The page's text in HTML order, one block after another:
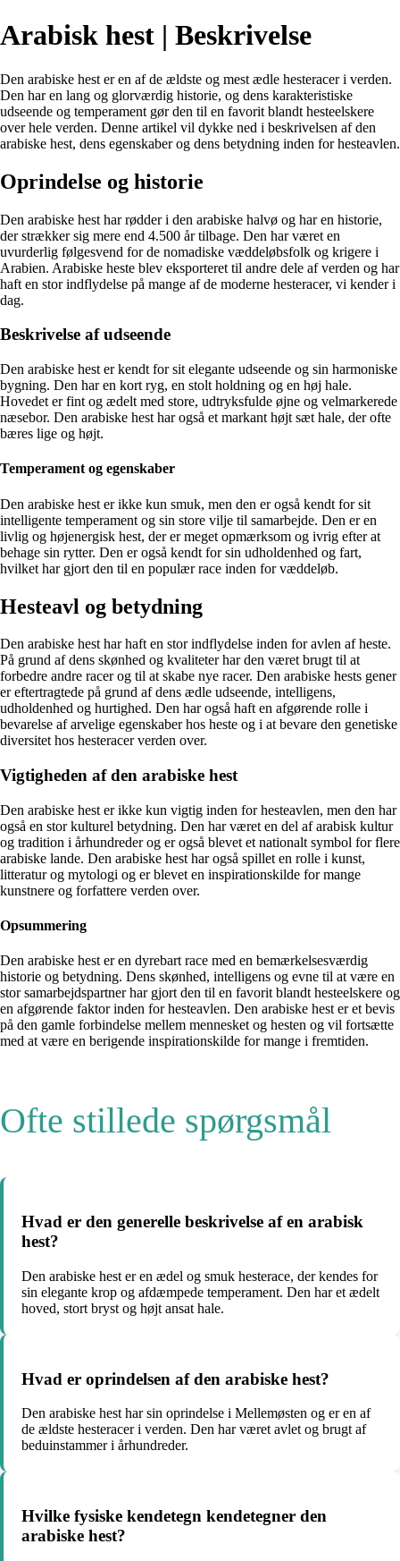
Arabisk hest | Beskrivelse
Den arabiske hest er en af de ældste og mest ædle hesteracer i verden.
Den har en lang og glorværdig historie, og dens karakteristiske
udseende og temperament gør den til en favorit blandt hesteelskere
over hele verden. Denne artikel vil dykke ned i beskrivelsen af den
arabiske hest, dens egenskaber og dens betydning inden for hesteavlen.
Oprindelse og historie
Den arabiske hest har rødder i den arabiske halvø og har en historie,
der strækker sig mere end 4.500 år tilbage. Den har været en
uvurderlig følgesvend for de nomadiske væddeløbsfolk og krigere i
Arabien. Arabiske heste blev eksporteret til andre dele af verden og har
haft en stor indflydelse på mange af de moderne hesteracer, vi kender i
dag.
Beskrivelse af udseende
Den arabiske hest er kendt for sit elegante udseende og sin harmoniske
bygning. Den har en kort ryg, en stolt holdning og en høj hale.
Hovedet er fint og ædelt med store, udtryksfulde øjne og velmarkerede
næsebor. Den arabiske hest har også et markant højt sæt hale, der ofte
bæres lige og højt.
Temperament og egenskaber
Den arabiske hest er ikke kun smuk, men den er også kendt for sit
intelligente temperament og sin store vilje til samarbejde. Den er en
livlig og højenergisk hest, der er meget opmærksom og ivrig efter at
behage sin rytter. Den er også kendt for sin udholdenhed og fart,
hvilket har gjort den til en populær race inden for væddeløb.
Hesteavl og betydning
Den arabiske hest har haft en stor indflydelse inden for avlen af heste.
På grund af dens skønhed og kvaliteter har den været brugt til at
forbedre andre racer og til at skabe nye racer. Den arabiske hests gener
er eftertragtede på grund af dens ædle udseende, intelligens,
udholdenhed og hurtighed. Den har også haft en afgørende rolle i
bevarelse af arvelige egenskaber hos heste og i at bevare den genetiske
diversitet hos hesteracer verden over.
Vigtigheden af ​​den arabiske hest
Den arabiske hest er ikke kun vigtig inden for hesteavlen, men den har
også en stor kulturel betydning. Den har været en del af arabisk kultur
og tradition i århundreder og er også blevet et nationalt symbol for flere
arabiske lande. Den arabiske hest har også spillet en rolle i kunst,
litteratur og mytologi og er blevet en inspirationskilde for mange
kunstnere og forfattere verden over.
Opsummering
Den arabiske hest er en dyrebart race med en bemærkelsesværdig
historie og betydning. Dens skønhed, intelligens og evne til at være en
stor samarbejdspartner har gjort den til en favorit blandt hesteelskere og
en afgørende faktor inden for hesteavlen. Den arabiske hest er et bevis
på den gamle forbindelse mellem mennesket og hesten og vil fortsætte
med at være en berigende inspirationskilde for mange i fremtiden.
Ofte stillede spørgsmål
Hvad er den generelle beskrivelse af en arabisk
hest?
Den arabiske hest er en ædel og smuk hesterace, der kendes for
sin elegante krop og afdæmpede temperament. Den har et ædelt
hoved, stort bryst og højt ansat hale.
Hvad er oprindelsen af den arabiske hest?
Den arabiske hest har sin oprindelse i Mellemøsten og er en af
de ældste hesteracer i verden. Den har været avlet og brugt af
beduinstammer i århundreder.
Hvilke fysiske kendetegn kendetegner den
arabiske hest?